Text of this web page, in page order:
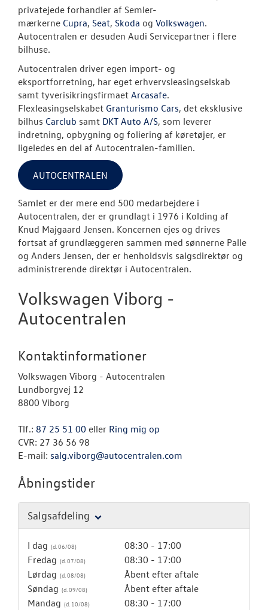
privatejede forhandler af Semler-
mærkerne Cupra, Seat, Skoda og Volkswagen.
Autocentralen er desuden Audi Servicepartner i flere
bilhuse.
Autocentralen driver egen import- og
eksportforretning, har eget erhvervsleasingselskab
samt tyverisikringsfirmaet Arcasafe.
Flexleasingselskabet Granturismo Cars, det eksklusive
bilhus Carclub samt DKT Auto A/S, som leverer
indretning, opbygning og foliering af køretøjer, er
ligeledes en del af Autocentralen-familien.
AUTOCENTRALEN
Samlet er der mere end 500 medarbejdere i
Autocentralen, der er grundlagt i 1976 i Kolding af
Knud Majgaard Jensen. Koncernen ejes og drives
fortsat af grundlæggeren sammen med sønnerne Palle
og Anders Jensen, der er henholdsvis salgsdirektør og
administrerende direktør i Autocentralen.
Volkswagen Viborg -
Autocentralen
Kontaktinformationer
Volkswagen Viborg - Autocentralen
Lundborgvej 12
8800 Viborg
Tlf.: 87 25 51 00 eller Ring mig op
CVR: 27 36 56 98
E-mail: salg.viborg@autocentralen.com
Åbningstider
Salgsafdeling
I dag
08:30 - 17:00
Fredag
08:30 - 17:00
Lørdag
Åbent efter aftale
Søndag
Åbent efter aftale
Mandag
08:30 - 17:00